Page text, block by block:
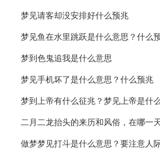
梦见请客却没安排好什么预兆
梦见鱼在水里跳跃是什么意思？什么
梦到色鬼追我是什么意思
梦见手机坏了是什么意思？什么预兆
梦到上帝有什么征兆？梦见上帝是什
二月二龙抬头的来历和风俗，在哪一
做梦梦见打斗是什么意思？要注意人